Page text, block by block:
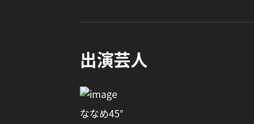
出演芸人
ななめ45°